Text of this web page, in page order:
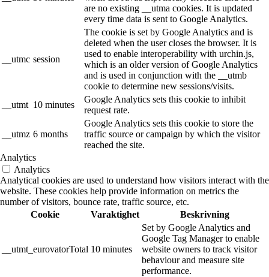
are no existing __utma cookies. It is updated
every time data is sent to Google Analytics.
__utmc session
The cookie is set by Google Analytics and is
deleted when the user closes the browser. It is
used to enable interoperability with urchin.js,
which is an older version of Google Analytics
and is used in conjunction with the __utmb
cookie to determine new sessions/visits.
__utmt 10 minutes
Google Analytics sets this cookie to inhibit
request rate.
__utmz 6 months
Google Analytics sets this cookie to store the
traffic source or campaign by which the visitor
reached the site.
Analytics
Analytics
Analytical cookies are used to understand how visitors interact with the
website. These cookies help provide information on metrics the
number of visitors, bounce rate, traffic source, etc.
Cookie
Varaktighet Beskrivning
__utmt_eurovatorTotal 10 minutes
Set by Google Analytics and
Google Tag Manager to enable
website owners to track visitor
behaviour and measure site
performance.